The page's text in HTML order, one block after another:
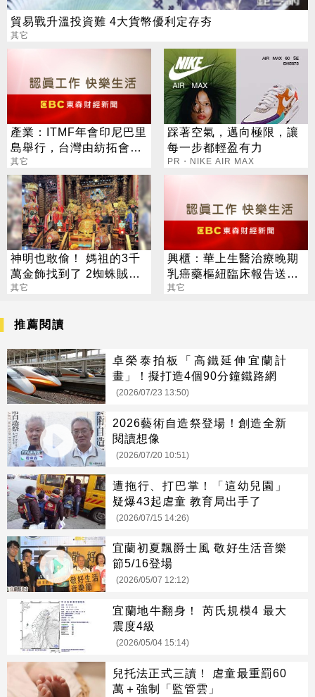
貿易戰升溫投資難 4大貨幣優利定存夯
其它
產業：ITMF年會印尼巴里
島舉行，台灣由紡拓會董
座詹正田率團參加、陣容
龐大
其它
踩著空氣，邁向極限，讓
每一步都輕盈有力
PR・NIKE AIR MAX
神明也敢偷！ 媽祖的3千
萬金飾找到了 2蜘蛛賊全
遭逮
其它
興櫃：華上生醫治療晚期
乳癌藥樞紐臨床報告送備
查，將申請新藥查驗登記
其它
推薦閱讀
卓榮泰拍板「高鐵延伸宜蘭計
畫」！擬打造4個90分鐘鐵路網
(2026/07/23 13:50)
2026藝術自造祭登場！創造全新
閱讀想像
(2026/07/20 10:51)
遭拖行、打巴掌！「這幼兒園」
疑爆43起虐童 教育局出手了
(2026/07/15 14:26)
宜蘭初夏飄爵士風 敬好生活音樂
節5/16登場
(2026/05/07 12:12)
宜蘭地牛翻身！ 芮氏規模4 最大
震度4級
(2026/05/04 15:14)
兒托法正式三讀！ 虐童最重罰60
萬＋強制「監管雲」